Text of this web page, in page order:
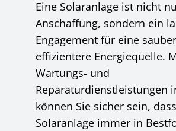
Eine Solaranlage ist nicht
Anschaffung, sondern ein
Engagement für eine
effizientere Energiequelle.
Wartungs- und
Reparaturdienstleistungen
können Sie sicher sein,
Solaranlage immer in